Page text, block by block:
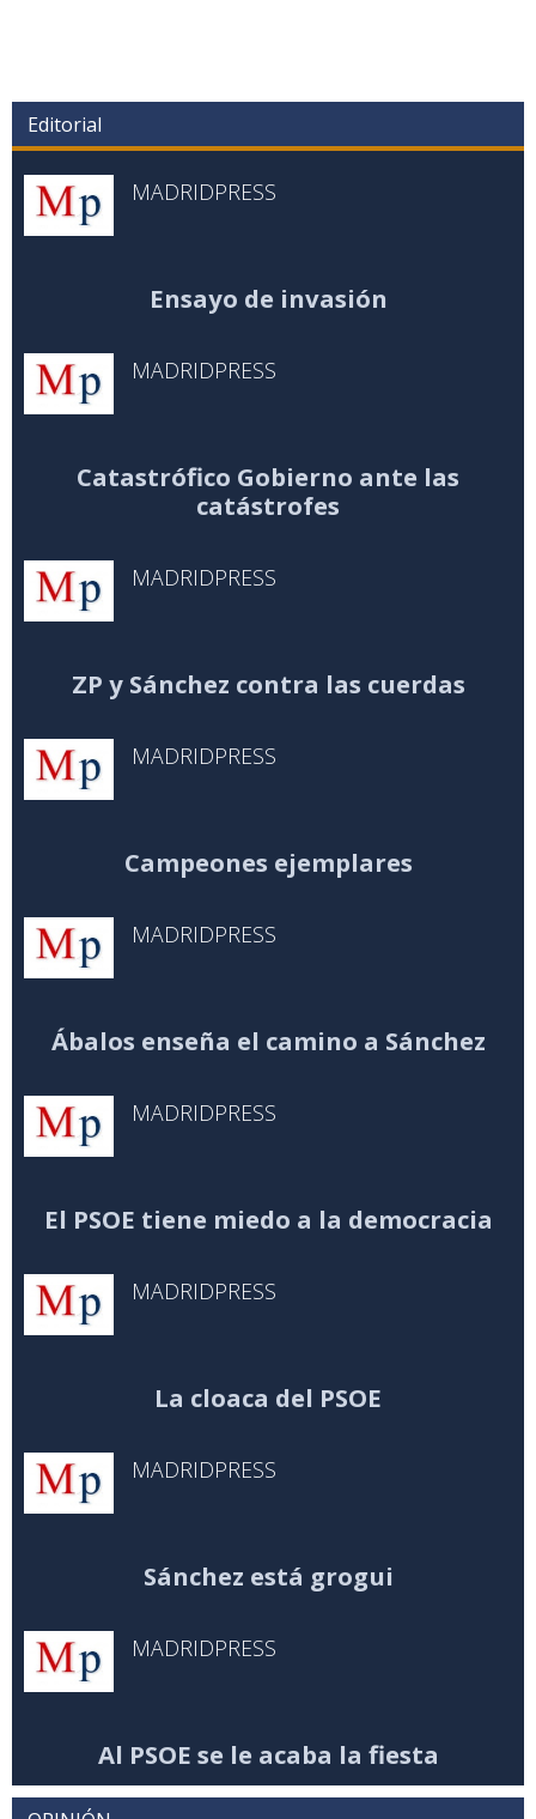
Editorial
MADRIDPRESS
Ensayo de invasión
MADRIDPRESS
Catastrófico Gobierno ante las
catástrofes
MADRIDPRESS
ZP y Sánchez contra las cuerdas
MADRIDPRESS
Campeones ejemplares
MADRIDPRESS
Ábalos enseña el camino a Sánchez
MADRIDPRESS
El PSOE tiene miedo a la democracia
MADRIDPRESS
La cloaca del PSOE
MADRIDPRESS
Sánchez está grogui
MADRIDPRESS
Al PSOE se le acaba la fiesta